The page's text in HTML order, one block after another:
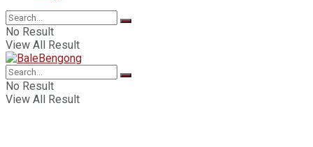
No Result
View All Result
No Result
View All Result